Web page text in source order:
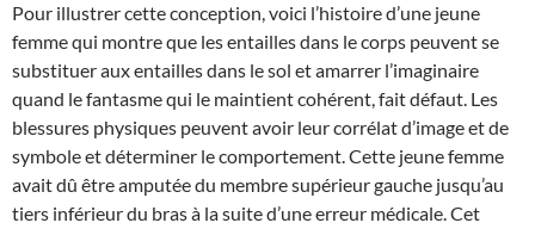
Pour illustrer cette conception, voici l’histoire d’une jeune
femme qui montre que les entailles dans le corps peuvent se
substituer aux entailles dans le sol et amarrer l’imaginaire
quand le fantasme qui le maintient cohérent, fait défaut. Les
blessures physiques peuvent avoir leur corrélat d’image et de
symbole et déterminer le comportement. Cette jeune femme
avait dû être amputée du membre supérieur gauche jusqu’au
tiers inférieur du bras à la suite d’une erreur médicale. Cet